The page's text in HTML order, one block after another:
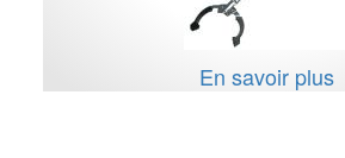
En savoir plus